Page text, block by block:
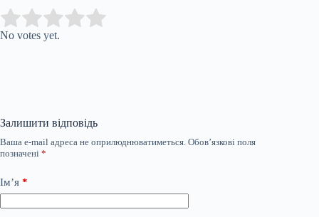
Rate this item:
No votes yet.
Залишити відповідь
Ваша e-mail адреса не оприлюднюватиметься. Обов’язкові поля
позначені *
Ім’я *